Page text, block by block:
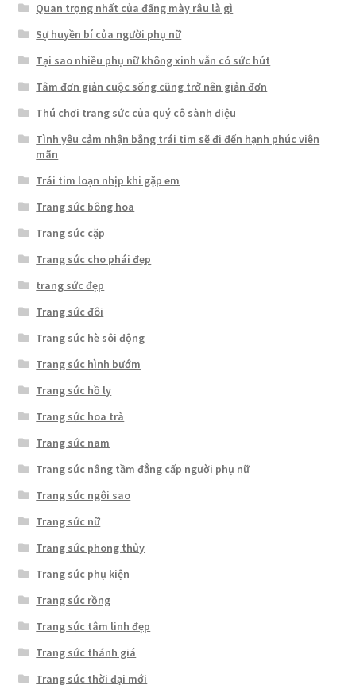
Quan trọng nhất của đấng mày râu là gì
Sự huyền bí của người phụ nữ
Tại sao nhiều phụ nữ không xinh vẫn có sức hút
Tâm đơn giản cuộc sống cũng trở nên giản đơn
Thú chơi trang sức của quý cô sành điệu
Tình yêu cảm nhận bằng trái tim sẽ đi đến hạnh phúc viên
mãn
Trái tim loạn nhịp khi gặp em
Trang sức bông hoa
Trang sức cặp
Trang sức cho phái đẹp
trang sức đẹp
Trang sức đôi
Trang sức hè sôi động
Trang sức hình bướm
Trang sức hồ ly
Trang sức hoa trà
Trang sức nam
Trang sức nâng tầm đẳng cấp người phụ nữ
Trang sức ngôi sao
Trang sức nữ
Trang sức phong thủy
Trang sức phụ kiện
Trang sức rồng
Trang sức tâm linh đẹp
Trang sức thánh giá
Trang sức thời đại mới